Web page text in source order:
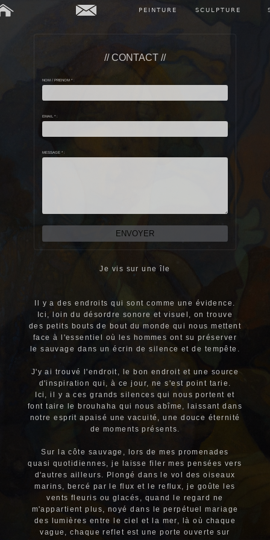
PEINTURE SCULPTURE
// CONTACT //
NOM / PRENOM * :
EMAIL * :
MESSAGE * :
Je vis sur une île
Il y a des endroits qui sont comme une évidence.
Ici, loin du désordre sonore et visuel, on trouve
des petits bouts de bout du monde qui nous mettent
face à l'essentiel où les hommes ont su préserver
le sauvage dans un écrin de silence et de tempête.
J'y ai trouvé l'endroit, le bon endroit et une source
d'inspiration qui, à ce jour, ne s'est point tarie.
Ici, il y a ces grands silences qui nous portent et
font taire le brouhaha qui nous abîme, laissant dans
notre esprit apaisé une vacuité, une douce éternité
de moments présents.
Sur la côte sauvage, lors de mes promenades
quasi quotidiennes, je laisse filer mes pensées vers
d'autres ailleurs. Plongé dans le vol des oiseaux
marins, bercé par le flux et le reflux, je goûte les
vents fleuris ou glacés, quand le regard ne
m'appartient plus, noyé dans le perpétuel mariage
des lumières entre le ciel et la mer, là où chaque
vague, chaque reflet est une porte ouverte sur